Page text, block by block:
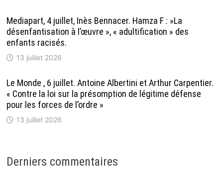
Mediapart, 4 juillet, Inès Bennacer. Hamza F : »La
désenfantisation à l’œuvre », « adultification » des
enfants racisés.
13 juillet 2026
Le Monde , 6 juillet. Antoine Albertini et Arthur Carpentier.
« Contre la loi sur la présomption de légitime défense
pour les forces de l’ordre »
13 juillet 2026
Derniers commentaires